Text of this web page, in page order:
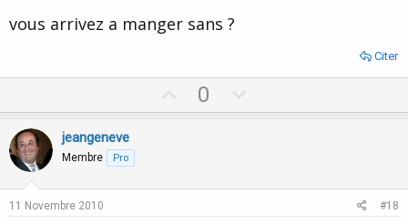
vous arrivez a manger sans ?
Citer
p
0
o
jeangeneve
Membre Pro
11 Novembre 2010 #18